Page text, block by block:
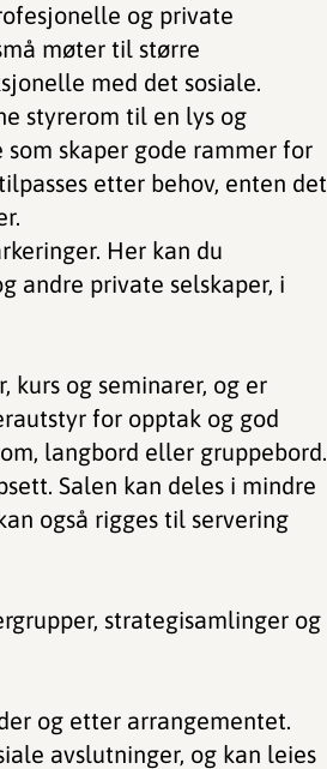
og private
møter til større
med det sosiale.
styrerom til en lys og
skaper gode rammer for
etter behov, enten det
Her kan du
andre private selskaper, i
kurs og seminarer, og er
for opptak og god
langbord eller gruppebord.
Salen kan deles i mindre
også rigges til servering
strategisamlinger og
og etter arrangementet.
avslutninger, og kan leies